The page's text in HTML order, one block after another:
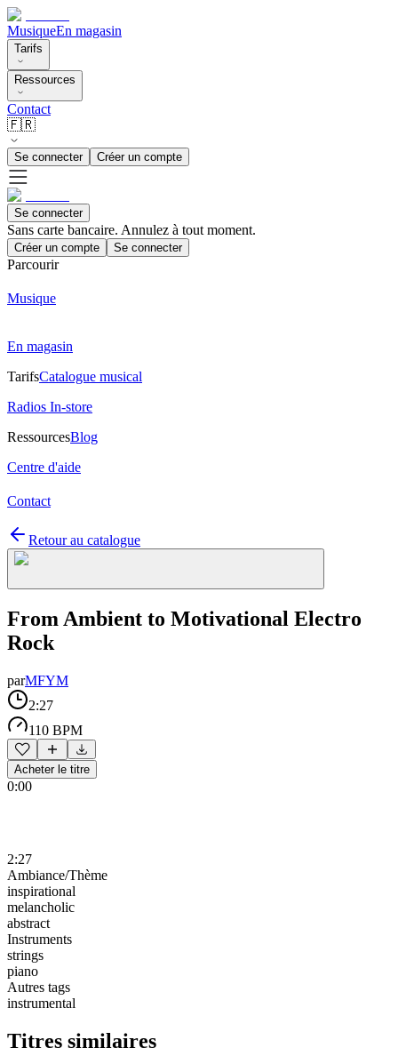
MusiqueEn magasin
Tarifs
Ressources
Contact
🇫🇷
Se connecter Créer un compte
Se connecter
Sans carte bancaire. Annulez à tout moment.
Créer un compte Se connecter
Parcourir
Musique
En magasin
TarifsCatalogue musical
Radios In-store
RessourcesBlog
Centre d'aide
Contact
Retour au catalogue
From Ambient to Motivational Electro
Rock
parMFYM
2:27
110 BPM
Acheter le titre
0:00
2:27
Ambiance/Thème
inspirational
melancholic
abstract
Instruments
strings
piano
Autres tags
instrumental
Titres similaires